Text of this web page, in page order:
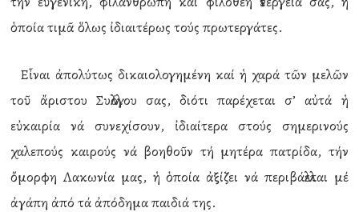
ὁποία τιμᾶ ὅλως ἰδιαιτέρως τούς πρωτεργάτες.
Εἶναι ἀπολύτως δικαιολογημένη καί ἡ χαρά τῶν μελῶν
τοῦ ἄριστου Συλλόγου σας, διότι παρέχεται σ’ αὐτά ἡ
εὐκαιρία νά συνεχίσουν, ἰδιαίτερα στούς σημερινούς
χαλεπούς καιρούς νά βοηθοῦν τή μητέρα πατρίδα, τήν
ὄμορφη Λακωνία μας, ἡ ὁποία ἀξίζει νά περιβάλλεται μέ
ἀγάπη ἀπό τά ἀπόδημα παιδιά της.